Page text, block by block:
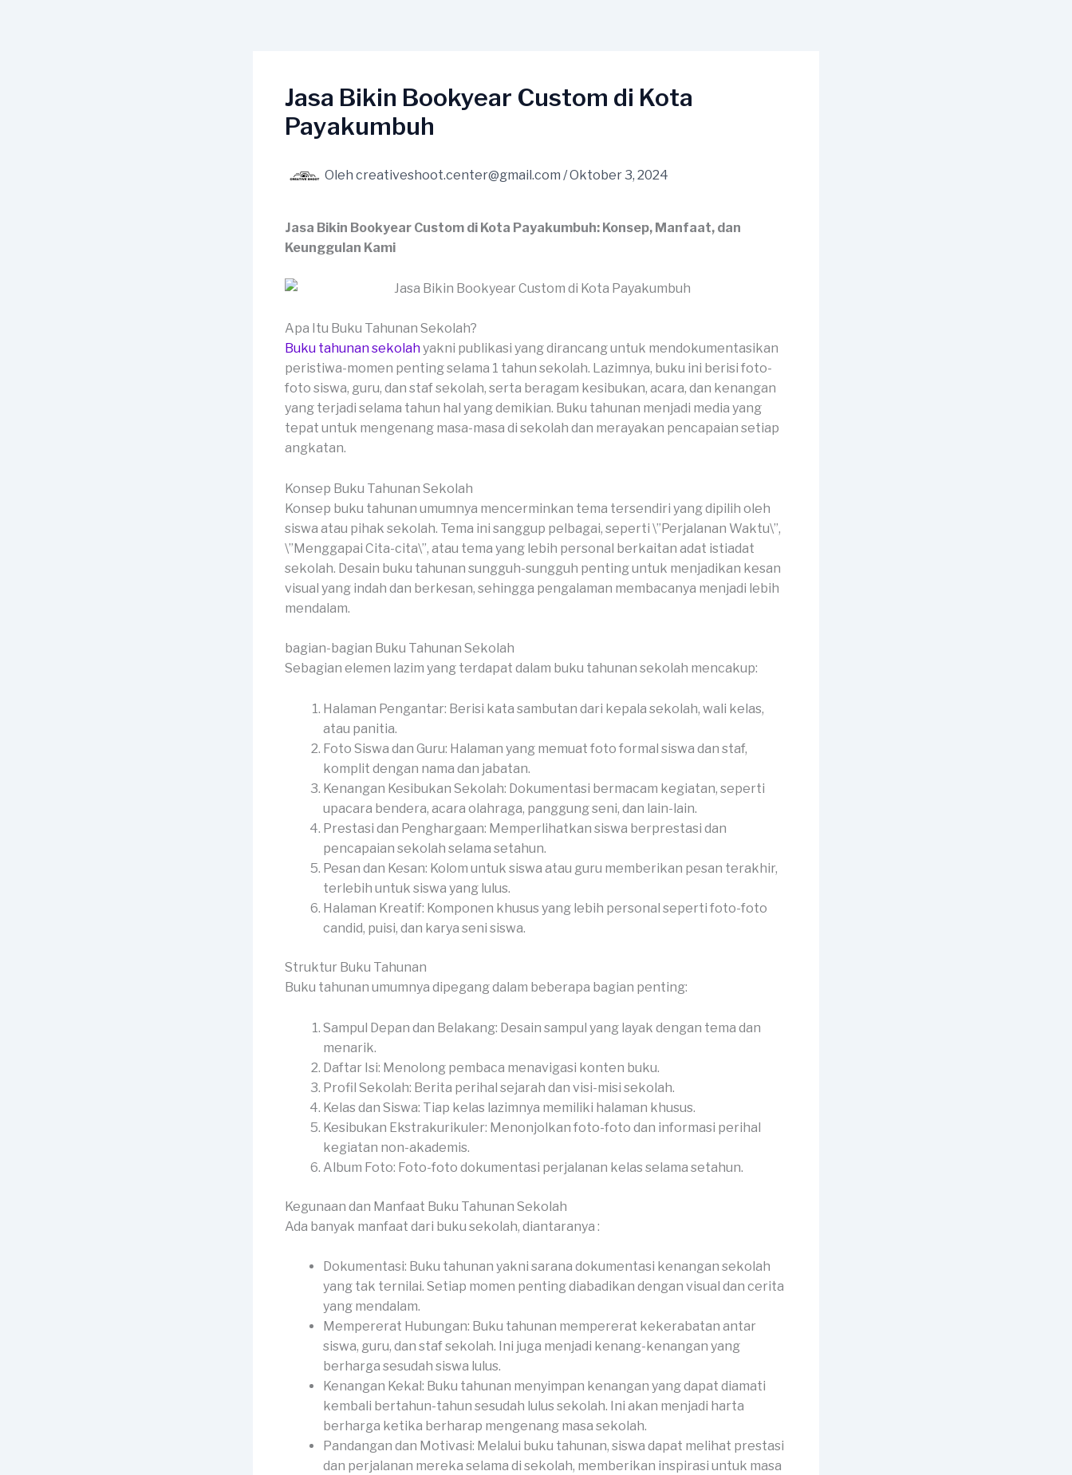
Jasa Bikin Bookyear Custom di Kota
Payakumbuh
Oleh creativeshoot.center@gmail.com /Oktober 3, 2024
Jasa Bikin Bookyear Custom di Kota Payakumbuh: Konsep, Manfaat, dan
Keunggulan Kami
Apa Itu Buku Tahunan Sekolah?
Buku tahunan sekolahyakni publikasi yang dirancang untuk mendokumentasikan
peristiwa-momen penting selama 1 tahun sekolah. Lazimnya, buku ini berisi foto-
foto siswa, guru, dan staf sekolah, serta beragam kesibukan, acara, dan kenangan
yang terjadi selama tahun hal yang demikian. Buku tahunan menjadi media yang
tepat untuk mengenang masa-masa di sekolah dan merayakan pencapaian setiap
angkatan.
Konsep Buku Tahunan Sekolah
Konsep buku tahunan umumnya mencerminkan tema tersendiri yang dipilih oleh
siswa atau pihak sekolah. Tema ini sanggup pelbagai, seperti \”Perjalanan Waktu\”,
\”Menggapai Cita-cita\”, atau tema yang lebih personal berkaitan adat istiadat
sekolah. Desain buku tahunan sungguh-sungguh penting untuk menjadikan kesan
visual yang indah dan berkesan, sehingga pengalaman membacanya menjadi lebih
mendalam.
bagian-bagian Buku Tahunan Sekolah
Sebagian elemen lazim yang terdapat dalam buku tahunan sekolah mencakup:
Halaman Pengantar: Berisi kata sambutan dari kepala sekolah, wali kelas,
atau panitia.
Foto Siswa dan Guru: Halaman yang memuat foto formal siswa dan staf,
komplit dengan nama dan jabatan.
Kenangan Kesibukan Sekolah: Dokumentasi bermacam kegiatan, seperti
upacara bendera, acara olahraga, panggung seni, dan lain-lain.
Prestasi dan Penghargaan: Memperlihatkan siswa berprestasi dan
pencapaian sekolah selama setahun.
Pesan dan Kesan: Kolom untuk siswa atau guru memberikan pesan terakhir,
terlebih untuk siswa yang lulus.
Halaman Kreatif: Komponen khusus yang lebih personal seperti foto-foto
candid, puisi, dan karya seni siswa.
Struktur Buku Tahunan
Buku tahunan umumnya dipegang dalam beberapa bagian penting:
Sampul Depan dan Belakang: Desain sampul yang layak dengan tema dan
menarik.
Daftar Isi: Menolong pembaca menavigasi konten buku.
Profil Sekolah: Berita perihal sejarah dan visi-misi sekolah.
Kelas dan Siswa: Tiap kelas lazimnya memiliki halaman khusus.
Kesibukan Ekstrakurikuler: Menonjolkan foto-foto dan informasi perihal
kegiatan non-akademis.
Album Foto: Foto-foto dokumentasi perjalanan kelas selama setahun.
Kegunaan dan Manfaat Buku Tahunan Sekolah
Ada banyak manfaat dari buku sekolah, diantaranya :
Dokumentasi: Buku tahunan yakni sarana dokumentasi kenangan sekolah
yang tak ternilai. Setiap momen penting diabadikan dengan visual dan cerita
yang mendalam.
Mempererat Hubungan: Buku tahunan mempererat kekerabatan antar
siswa, guru, dan staf sekolah. Ini juga menjadi kenang-kenangan yang
berharga sesudah siswa lulus.
Kenangan Kekal: Buku tahunan menyimpan kenangan yang dapat diamati
kembali bertahun-tahun sesudah lulus sekolah. Ini akan menjadi harta
berharga ketika berharap mengenang masa sekolah.
Pandangan dan Motivasi: Melalui buku tahunan, siswa dapat melihat prestasi
dan perjalanan mereka selama di sekolah, memberikan inspirasi untuk masa